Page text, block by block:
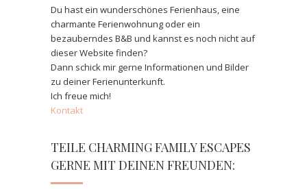
Du hast ein wunderschönes Ferienhaus, eine
charmante Ferienwohnung oder ein
bezauberndes B&B und kannst es noch nicht auf
dieser Website finden?
Dann schick mir gerne Informationen und Bilder
zu deiner Ferienunterkunft.
Ich freue mich!
Kontakt
TEILE CHARMING FAMILY ESCAPES
GERNE MIT DEINEN FREUNDEN: